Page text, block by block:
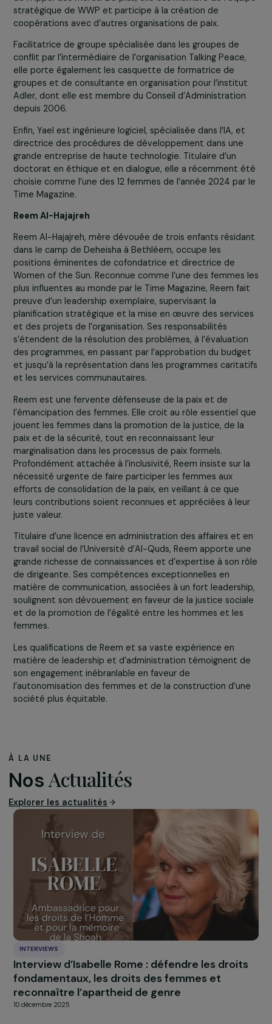
Yael Admi
grand-mère de 10 résidant à Ganei Yehudah, milite en
faveur de la paix depuis plus de 40 ans. Nommée
présidente du forum israélo-palestinien des familles
endeuillées, elle est l’une des fondatrices et
Women Wage Peace. Yael a dirigé une initiative
sur les alternatives politiques. Ce projet de loi exige du
gouvernement qu’il évalue et envisage des alternatives
politiques, en temps de paix comme en temps de
afin d’éviter des actions militaires inutiles et de
des initiatives politiques qui garantiront un avenir de
des liens de l’organisation avec les partenaires
comme Women of the Sun, et a participé à la
de l’Appel des mères. De plus, elle est membre de
stratégique de WWP et participe à la création de
coopérations avec d’autres organisations de paix.
Facilitatrice de groupe spécialisée dans les groupes de
conflit par l’intermédiaire de l’organisation Talking
elle porte également les casquette de formatrice de
groupes et de consultante en organisation pour
Adler, dont elle est membre du Conseil
depuis 2006.
Enfin, Yael est ingénieure logiciel, spécialisée dans l’IA, et
directrice des procédures de développement dans une
grande entreprise de haute technologie. Titulaire d’un
doctorat en éthique et en dialogue, elle a récemment
choisie comme l’une des 12 femmes de l’année 2024
Time Magazine.
Reem Al-Hajajreh
Reem Al-Hajajreh, mère dévouée de trois enfants
positions éminentes de cofondatrice et directrice de
Women of the Sun. Reconnue comme l’une des
plus influentes au monde par le Time Magazine, Reem
preuve d’un leadership exemplaire, supervisant la
planification stratégique et la mise en œuvre des
et des projets de l’organisation. Ses responsabilités
s’étendent de la résolution des problèmes, à
des programmes, en passant par l’approbation du
et jusqu’à la représentation dans les programmes
et les services communautaires.
Reem est une fervente défenseuse de la paix et de
Profondément attachée à l’inclusivité, Reem insiste sur
nécessité urgente de faire participer les femmes aux
leurs contributions soient reconnues et appréciées à
juste valeur.
Titulaire d’une licence en administration des affaires et
travail social de l’Université d’Al-Quds, Reem apporte
grande richesse de connaissances et d’expertise à son
de dirigeante. Ses compétences exceptionnelles en
matière de communication, associées à un fort
soulignent son dévouement en faveur de la justice
et de la promotion de l’égalité entre les hommes et les
femmes.
Les qualifications de Reem et sa vaste expérience en
matière de leadership et d’administration témoignent
son engagement inébranlable en faveur de